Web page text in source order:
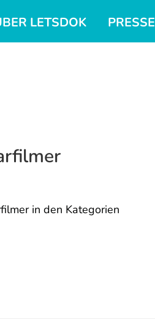
LETSDOK PRESSE
in den Kategorien